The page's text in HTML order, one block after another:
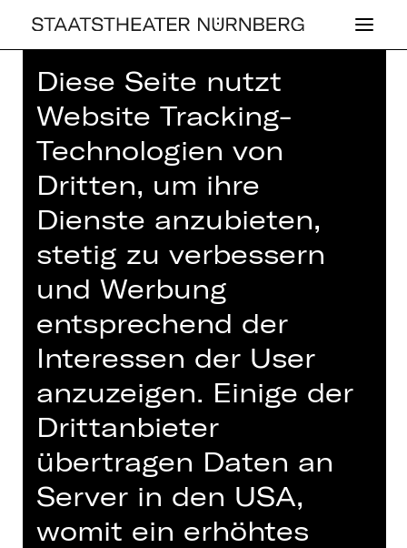
Home>Haus>Künstler*innen
Extrachor des Staatstheater
OPER
EX­TRA­CHOR DES
STAATS­THEA­TER
NÜRN­BERG
Diese Seite nutzt
Website Tracking-
Technologien von
Dritten, um ihre
Dienste anzubieten,
stetig zu verbessern
und Werbung
entsprechend der
Interessen der User
anzuzeigen. Einige der
Drittanbieter
übertragen Daten an
Server in den USA,
womit ein erhöhtes